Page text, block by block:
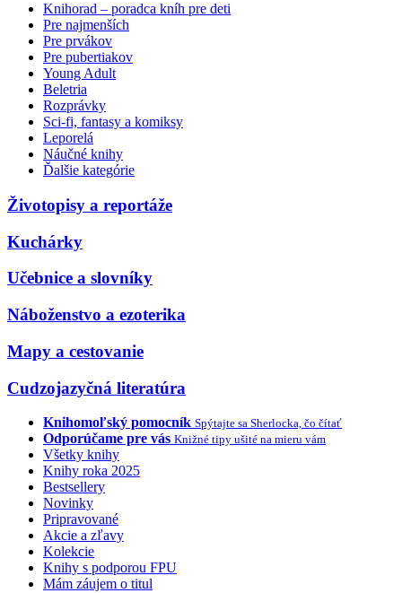
Knihorad – poradca kníh pre deti
Pre najmenších
Pre prvákov
Pre pubertiakov
Young Adult
Beletria
Rozprávky
Sci-fi, fantasy a komiksy
Leporelá
Náučné knihy
Ďalšie kategórie
Životopisy a reportáže
Kuchárky
Učebnice a slovníky
Náboženstvo a ezoterika
Mapy a cestovanie
Cudzojazyčná literatúra
Knihomoľský pomocník Spýtajte sa Sherlocka, čo čítať
Odporúčame pre vás Knižné tipy ušité na mieru vám
Všetky knihy
Knihy roka 2025
Bestsellery
Novinky
Pripravované
Akcie a zľavy
Kolekcie
Knihy s podporou FPU
Mám záujem o titul